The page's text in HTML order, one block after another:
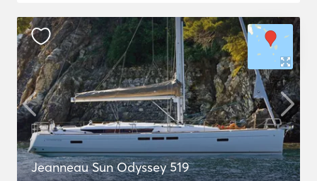
Jeanneau Sun Odyssey 519